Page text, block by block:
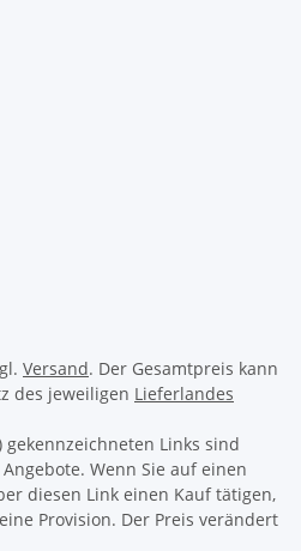
Versand. Der Gesamtpreis kann
des jeweiligen Lieferlandes
Links sind
Wenn Sie auf einen
diesen Link einen Kauf tätigen,
Provision. Der Preis verändert